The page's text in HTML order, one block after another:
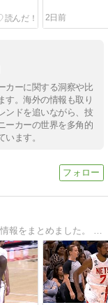
2日前
カーに関する洞察や比
す。海外の情報も取り
ンドを追いながら、技
ーカーの世界を多角的
ます。
Bリーグ、NBA、高校バスケなどのバスケ情報をまとめました。 試合結果、チーム、選手などについて気になる情報をお届けします。
るブログをフォロー。
を逃さずキャッチ！